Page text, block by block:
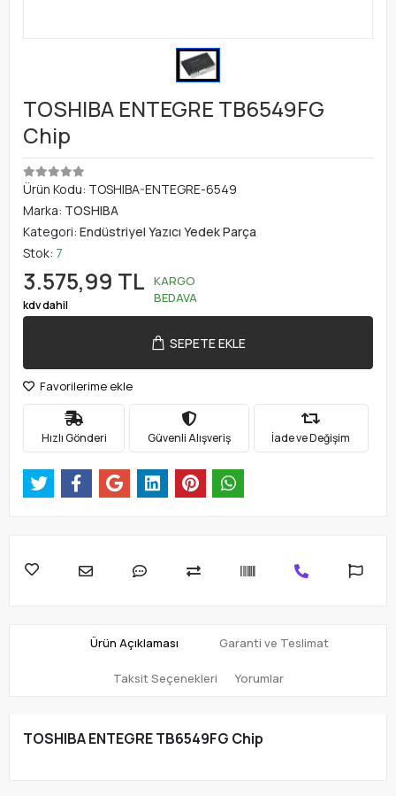
TOSHIBA ENTEGRE TB6549FG
Chip
Ürün Kodu: TOSHIBA-ENTEGRE-6549
Marka: TOSHIBA
Kategori: Endüstriyel Yazıcı Yedek Parça
Stok: 7
3.575,99 TL
kdv dahil
KARGO
BEDAVA
SEPETE EKLE
Favorilerime ekle
Hızlı Gönderi Güvenli Alışveriş İade ve Değişim
Ürün Açıklaması Garanti ve Teslimat
Taksit Seçenekleri Yorumlar
TOSHIBA ENTEGRE TB6549FG Chip